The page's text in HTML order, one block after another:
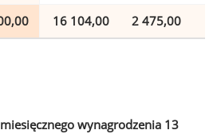
16 104,00 2 475,00
wynagrodzenia 13